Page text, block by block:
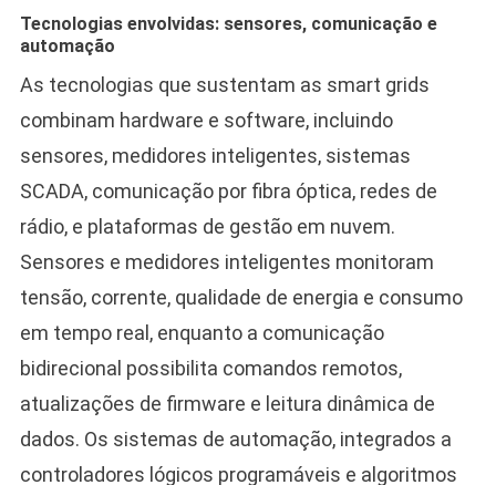
Tecnologias envolvidas: sensores, comunicação e
automação
As tecnologias que sustentam as smart grids
combinam hardware e software, incluindo
sensores, medidores inteligentes, sistemas
SCADA, comunicação por fibra óptica, redes de
rádio, e plataformas de gestão em nuvem.
Sensores e medidores inteligentes monitoram
tensão, corrente, qualidade de energia e consumo
em tempo real, enquanto a comunicação
bidirecional possibilita comandos remotos,
atualizações de firmware e leitura dinâmica de
dados. Os sistemas de automação, integrados a
controladores lógicos programáveis e algoritmos